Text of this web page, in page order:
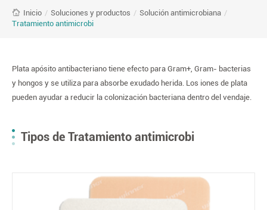
Inicio / Soluciones y productos / Solución antimicrobiana /
Tratamiento antimicrobi
Plata apósito antibacteriano tiene efecto para Gram+, Gram- bacterias
y hongos y se utiliza para absorbe exudado herida. Los iones de plata
pueden ayudar a reducir la colonización bacteriana dentro del vendaje.
Tipos de Tratamiento antimicrobi